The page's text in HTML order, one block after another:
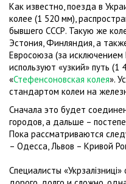
Как известно, поезда в
колее (1 520 мм),
бывшего СССР. Такую же
Эстония, Финляндия, а
Евросоюза (за исключением
используют «узкий» путь (1
«Стефенсоновская колея».
стандартом колеи на
Сначала это будет
городов, а дальше –
Пока рассматриваются
– Одесса, Львов – Кривой
Специалисты